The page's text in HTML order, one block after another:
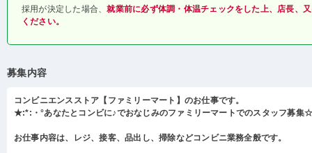
採用が決定した場合、就業前に必ず体調・体温チェックをした上、店長、
ください。
募集内容
コンビニエンスストア【ファミリーマート】のお仕事です。
★:*:・°あなたとコンビに♪でおなじみのファミリーマートでのスタッフ募集
お仕事内容は、レジ、接客、品出し、掃除などコンビニ業務全般です。